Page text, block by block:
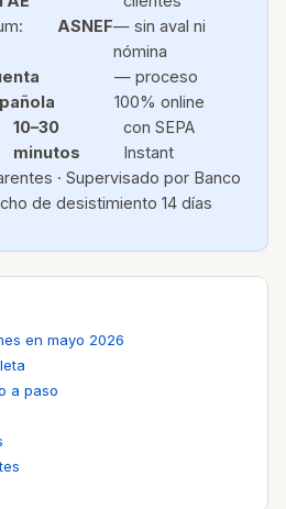
ASNEF— sin aval ni
nómina
— proceso
100% online
10–30
minutos
con SEPA
Instant
· Supervisado por Banco
de desistimiento 14 días
en mayo 2026
a paso